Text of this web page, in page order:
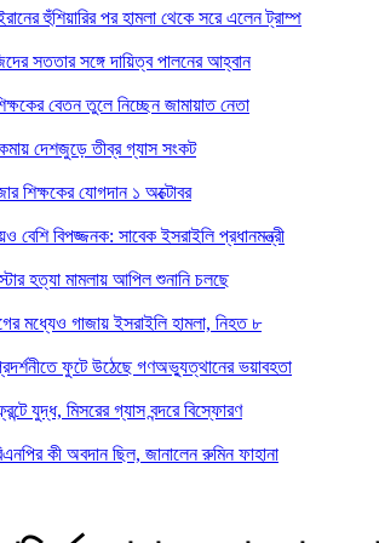
হুঁশিয়ারির পর হামলা থেকে সরে এলেন ট্রাম্প
সততার সঙ্গে দায়িত্ব পালনের আহ্বান
বেতন তুলে নিচ্ছেন জামায়াত নেতা
দেশজুড়ে তীব্র গ্যাস সংকট
শিক্ষকের যোগদান ১ অক্টোবর
বেশি বিপজ্জনক: সাবেক ইসরাইলি প্রধানমন্ত্রী
হত্যা মামলায় আপিল শুনানি চলছে
মধ্যেও গাজায় ইসরাইলি হামলা, নিহত ৮
ফুটে উঠেছে গণঅভ্যুত্থানের ভয়াবহতা
যুদ্ধ, মিসরের গ্যাস বন্দরে বিস্ফোরণ
কী অবদান ছিল, জানালেন রুমিন ফাহানা